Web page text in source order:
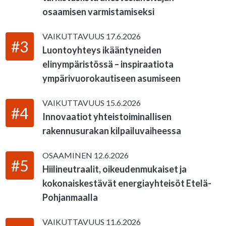
osaamisen varmistamiseksi
#3
VAIKUTTAVUUS 17.6.2026
Luontoyhteys ikääntyneiden
elinympäristössä – inspiraatiota
ympärivuorokautiseen asumiseen
#4
VAIKUTTAVUUS 15.6.2026
Innovaatiot yhteistoiminallisen
rakennusurakan kilpailuvaiheessa
#5
OSAAMINEN 12.6.2026
Hiilineutraalit, oikeudenmukaiset ja
kokonaiskestävät energiayhteisöt Etelä-
Pohjanmaalla
VAIKUTTAVUUS 11.6.2026